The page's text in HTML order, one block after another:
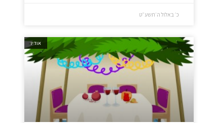
כ׳ באלול ה׳תשע״ט
אודיו